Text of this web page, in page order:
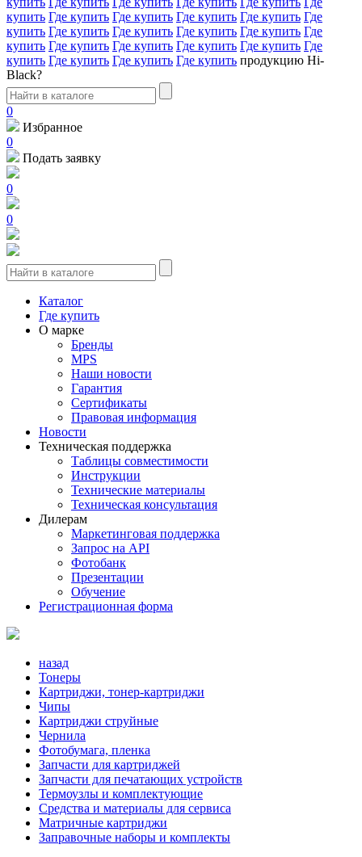
купить Где купить Где купить Где купить Где купить Где
купить Где купить Где купить Где купить Где купить Где
купить Где купить Где купить Где купить Где купить Где
купить Где купить Где купить Где купить продукцию Hi-
Black?
0
Избранное
0
Подать заявку
0
0
Каталог
Где купить
О марке
Бренды
MPS
Наши новости
Гарантия
Сертификаты
Правовая информация
Новости
Техническая поддержка
Таблицы совместимости
Инструкции
Технические материалы
Техническая консультация
Дилерам
Маркетинговая поддержка
Запрос на API
Фотобанк
Презентации
Обучение
Регистрационная форма
назад
Тонеры
Картриджи, тонер-картриджи
Чипы
Картриджи струйные
Чернила
Фотобумага, пленка
Запчасти для картриджей
Запчасти для печатающих устройств
Термоузлы и комплектующие
Средства и материалы для сервиса
Матричные картриджи
Заправочные наборы и комплекты